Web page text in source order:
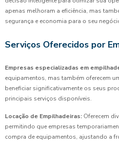
apenas melhoram a eficiência, mas
segurança e economia para o seu
Serviços Oferecidos por
Empresas especializadas em
equipamentos, mas também oferecem
beneficiar significativamente os seus
principais serviços disponíveis.
Locação de Empilhadeiras: Oferecem
permitindo que empresas
compra de equipamentos, ajustando a